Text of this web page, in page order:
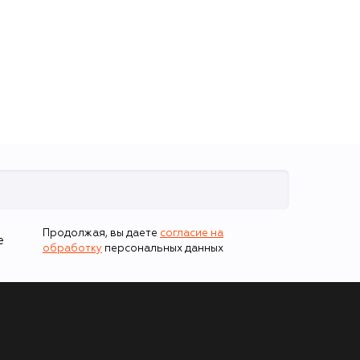
Продолжая, вы даете согласие на
обработку персональных данных